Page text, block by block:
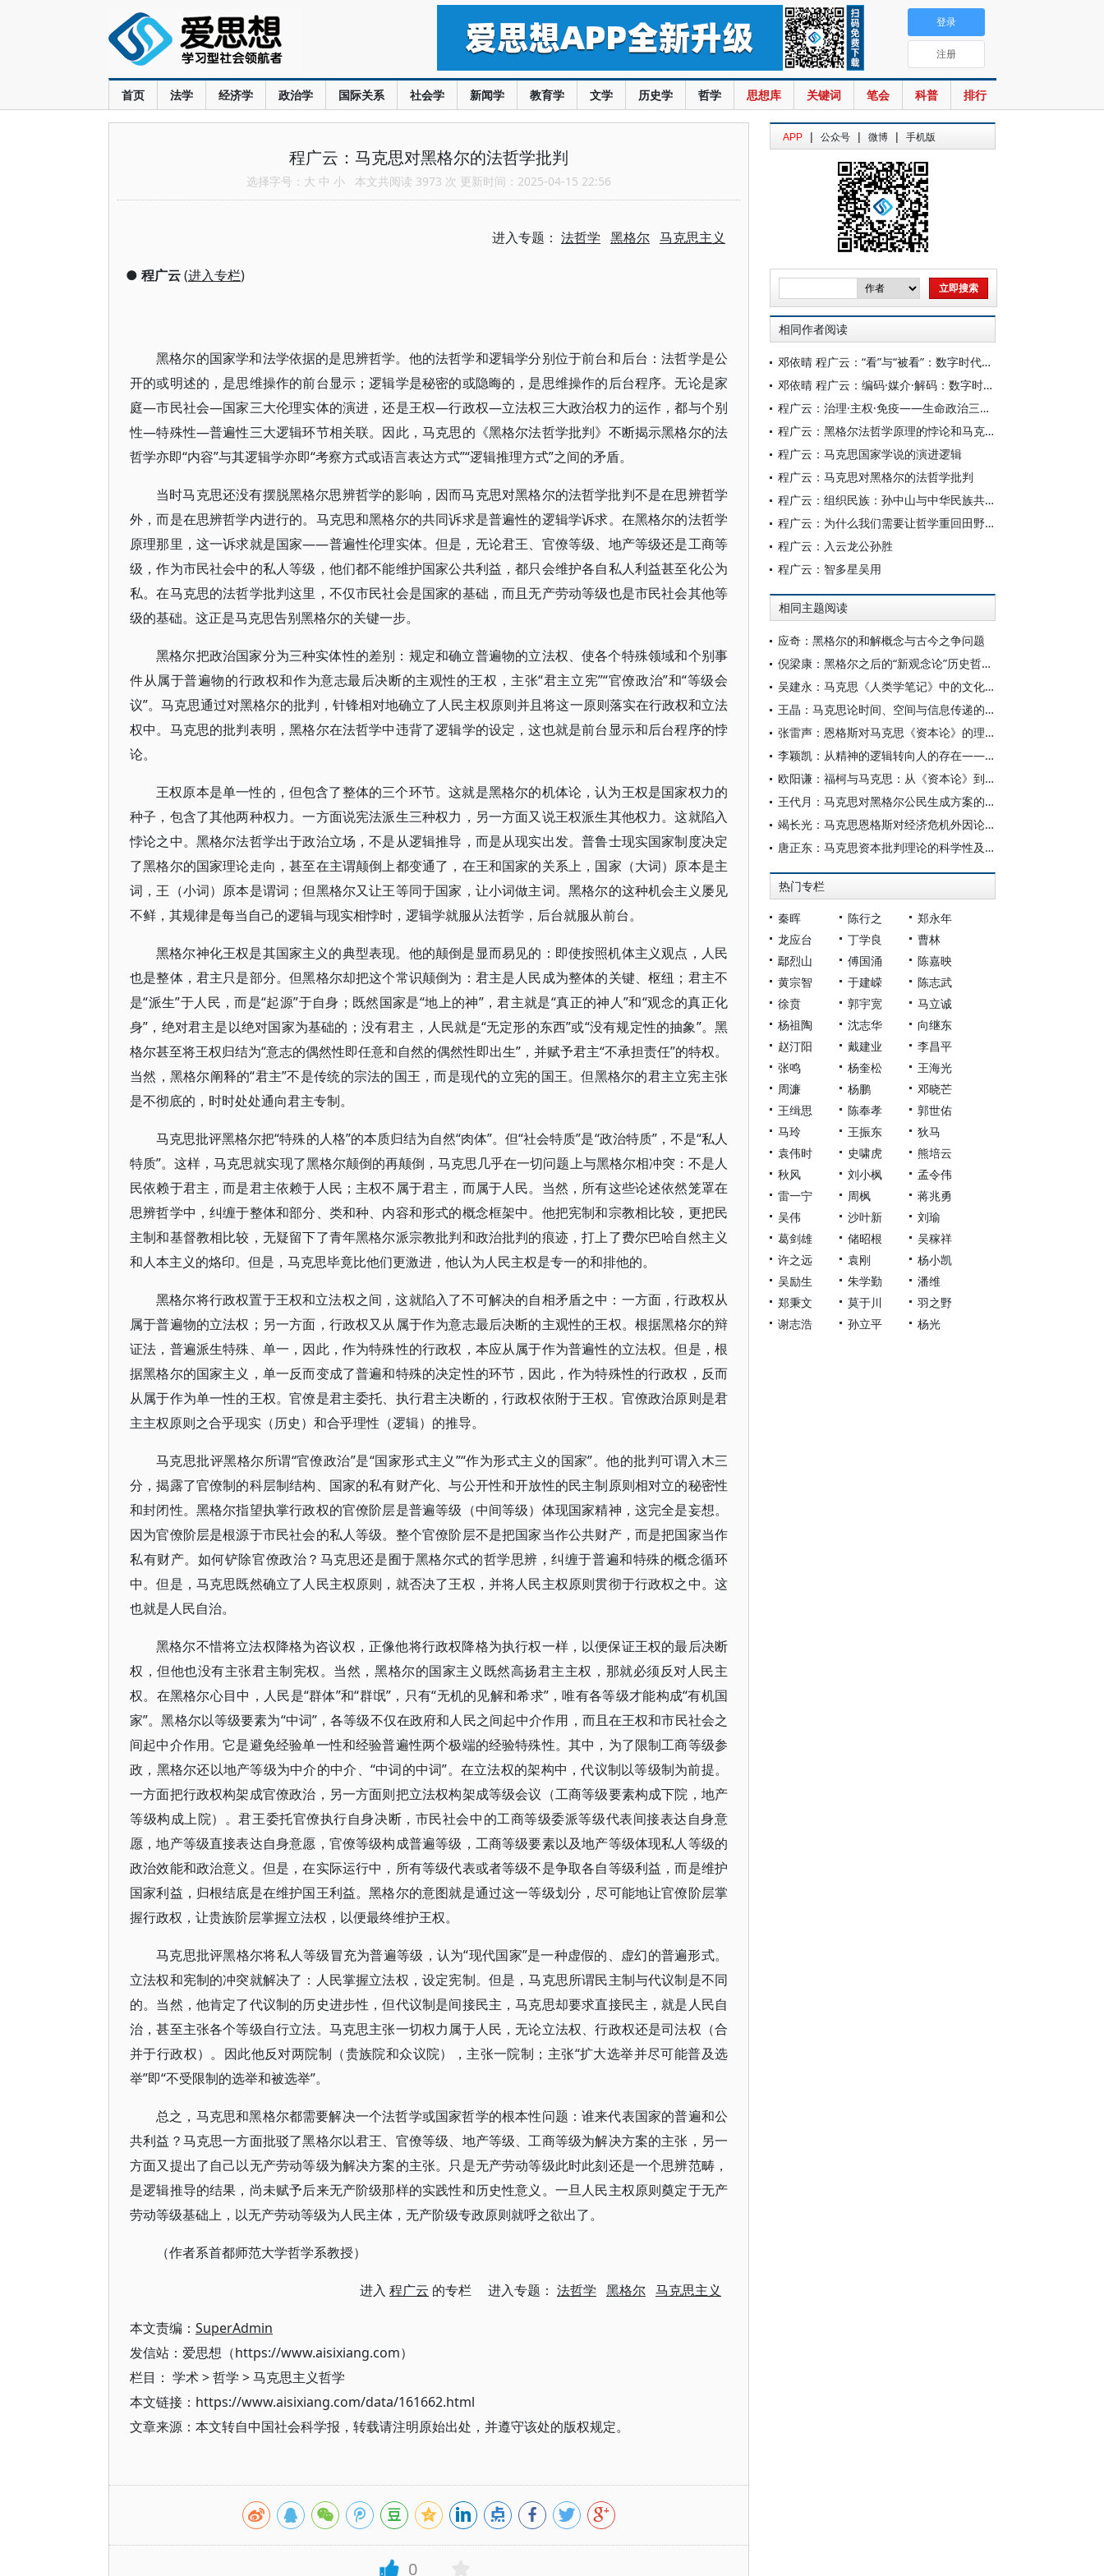
首页 法学 经济学 政治学 国际关系 社会学 新闻学 教育学 文学 历史学 哲学 思想库 关键词 笔会 科普 排行
登录
注册
程广云：马克思对黑格尔的法哲学批判
选择字号： 大 中 小 本文共阅读 3973 次 更新时间：2025-04-15 22:56
进入专题： 法哲学 黑格尔 马克思主义
● 程广云(进入专栏)
黑格尔的国家学和法学依据的是思辨哲学。他的法哲学和逻辑学分别位于前台和后台：法哲学是公
开的或明述的，是思维操作的前台显示；逻辑学是秘密的或隐晦的，是思维操作的后台程序。无论是家
庭—市民社会—国家三大伦理实体的演进，还是王权—行政权—立法权三大政治权力的运作，都与个别
性—特殊性—普遍性三大逻辑环节相关联。因此，马克思的《黑格尔法哲学批判》不断揭示黑格尔的法
哲学亦即“内容”与其逻辑学亦即“考察方式或语言表达方式”“逻辑推理方式”之间的矛盾。
当时马克思还没有摆脱黑格尔思辨哲学的影响，因而马克思对黑格尔的法哲学批判不是在思辨哲学
外，而是在思辨哲学内进行的。马克思和黑格尔的共同诉求是普遍性的逻辑学诉求。在黑格尔的法哲学
原理那里，这一诉求就是国家——普遍性伦理实体。但是，无论君王、官僚等级、地产等级还是工商等
级，作为市民社会中的私人等级，他们都不能维护国家公共利益，都只会维护各自私人利益甚至化公为
私。在马克思的法哲学批判这里，不仅市民社会是国家的基础，而且无产劳动等级也是市民社会其他等
级的基础。这正是马克思告别黑格尔的关键一步。
黑格尔把政治国家分为三种实体性的差别：规定和确立普遍物的立法权、使各个特殊领域和个别事
件从属于普遍物的行政权和作为意志最后决断的主观性的王权，主张“君主立宪”“官僚政治”和“等级会
议”。马克思通过对黑格尔的批判，针锋相对地确立了人民主权原则并且将这一原则落实在行政权和立法
权中。马克思的批判表明，黑格尔在法哲学中违背了逻辑学的设定，这也就是前台显示和后台程序的悖
论。
王权原本是单一性的，但包含了整体的三个环节。这就是黑格尔的机体论，认为王权是国家权力的
种子，包含了其他两种权力。一方面说宪法派生三种权力，另一方面又说王权派生其他权力。这就陷入
悖论之中。黑格尔法哲学出于政治立场，不是从逻辑推导，而是从现实出发。普鲁士现实国家制度决定
了黑格尔的国家理论走向，甚至在主谓颠倒上都变通了，在王和国家的关系上，国家（大词）原本是主
词，王（小词）原本是谓词；但黑格尔又让王等同于国家，让小词做主词。黑格尔的这种机会主义屡见
不鲜，其规律是每当自己的逻辑与现实相悖时，逻辑学就服从法哲学，后台就服从前台。
黑格尔神化王权是其国家主义的典型表现。他的颠倒是显而易见的：即使按照机体主义观点，人民
也是整体，君主只是部分。但黑格尔却把这个常识颠倒为：君主是人民成为整体的关键、枢纽；君主不
是“派生”于人民，而是“起源”于自身；既然国家是“地上的神”，君主就是“真正的神人”和“观念的真正化
身”，绝对君主是以绝对国家为基础的；没有君主，人民就是“无定形的东西”或“没有规定性的抽象”。黑
格尔甚至将王权归结为“意志的偶然性即任意和自然的偶然性即出生”，并赋予君主“不承担责任”的特权。
当然，黑格尔阐释的“君主”不是传统的宗法的国王，而是现代的立宪的国王。但黑格尔的君主立宪主张
是不彻底的，时时处处通向君主专制。
马克思批评黑格尔把“特殊的人格”的本质归结为自然“肉体”。但“社会特质”是“政治特质”，不是“私人
特质”。这样，马克思就实现了黑格尔颠倒的再颠倒，马克思几乎在一切问题上与黑格尔相冲突：不是人
民依赖于君主，而是君主依赖于人民；主权不属于君主，而属于人民。当然，所有这些论述依然笼罩在
思辨哲学中，纠缠于整体和部分、类和种、内容和形式的概念框架中。他把宪制和宗教相比较，更把民
主制和基督教相比较，无疑留下了青年黑格尔派宗教批判和政治批判的痕迹，打上了费尔巴哈自然主义
和人本主义的烙印。但是，马克思毕竟比他们更激进，他认为人民主权是专一的和排他的。
黑格尔将行政权置于王权和立法权之间，这就陷入了不可解决的自相矛盾之中：一方面，行政权从
属于普遍物的立法权；另一方面，行政权又从属于作为意志最后决断的主观性的王权。根据黑格尔的辩
证法，普遍派生特殊、单一，因此，作为特殊性的行政权，本应从属于作为普遍性的立法权。但是，根
据黑格尔的国家主义，单一反而变成了普遍和特殊的决定性的环节，因此，作为特殊性的行政权，反而
从属于作为单一性的王权。官僚是君主委托、执行君主决断的，行政权依附于王权。官僚政治原则是君
主主权原则之合乎现实（历史）和合乎理性（逻辑）的推导。
马克思批评黑格尔所谓“官僚政治”是“国家形式主义”“作为形式主义的国家”。他的批判可谓入木三
分，揭露了官僚制的科层制结构、国家的私有财产化、与公开性和开放性的民主制原则相对立的秘密性
和封闭性。黑格尔指望执掌行政权的官僚阶层是普遍等级（中间等级）体现国家精神，这完全是妄想。
因为官僚阶层是根源于市民社会的私人等级。整个官僚阶层不是把国家当作公共财产，而是把国家当作
私有财产。如何铲除官僚政治？马克思还是囿于黑格尔式的哲学思辨，纠缠于普遍和特殊的概念循环
中。但是，马克思既然确立了人民主权原则，就否决了王权，并将人民主权原则贯彻于行政权之中。这
也就是人民自治。
黑格尔不惜将立法权降格为咨议权，正像他将行政权降格为执行权一样，以便保证王权的最后决断
权，但他也没有主张君主制宪权。当然，黑格尔的国家主义既然高扬君主主权，那就必须反对人民主
权。在黑格尔心目中，人民是“群体”和“群氓”，只有“无机的见解和希求”，唯有各等级才能构成“有机国
家”。黑格尔以等级要素为“中词”，各等级不仅在政府和人民之间起中介作用，而且在王权和市民社会之
间起中介作用。它是避免经验单一性和经验普遍性两个极端的经验特殊性。其中，为了限制工商等级参
政，黑格尔还以地产等级为中介的中介、“中词的中词”。在立法权的架构中，代议制以等级制为前提。
一方面把行政权构架成官僚政治，另一方面则把立法权构架成等级会议（工商等级要素构成下院，地产
等级构成上院）。君王委托官僚执行自身决断，市民社会中的工商等级委派等级代表间接表达自身意
愿，地产等级直接表达自身意愿，官僚等级构成普遍等级，工商等级要素以及地产等级体现私人等级的
政治效能和政治意义。但是，在实际运行中，所有等级代表或者等级不是争取各自等级利益，而是维护
国家利益，归根结底是在维护国王利益。黑格尔的意图就是通过这一等级划分，尽可能地让官僚阶层掌
握行政权，让贵族阶层掌握立法权，以便最终维护王权。
马克思批评黑格尔将私人等级冒充为普遍等级，认为“现代国家”是一种虚假的、虚幻的普遍形式。
立法权和宪制的冲突就解决了：人民掌握立法权，设定宪制。但是，马克思所谓民主制与代议制是不同
的。当然，他肯定了代议制的历史进步性，但代议制是间接民主，马克思却要求直接民主，就是人民自
治，甚至主张各个等级自行立法。马克思主张一切权力属于人民，无论立法权、行政权还是司法权（合
并于行政权）。因此他反对两院制（贵族院和众议院），主张一院制；主张“扩大选举并尽可能普及选
举”即“不受限制的选举和被选举”。
总之，马克思和黑格尔都需要解决一个法哲学或国家哲学的根本性问题：谁来代表国家的普遍和公
共利益？马克思一方面批驳了黑格尔以君王、官僚等级、地产等级、工商等级为解决方案的主张，另一
方面又提出了自己以无产劳动等级为解决方案的主张。只是无产劳动等级此时此刻还是一个思辨范畴，
是逻辑推导的结果，尚未赋予后来无产阶级那样的实践性和历史性意义。一旦人民主权原则奠定于无产
劳动等级基础上，以无产劳动等级为人民主体，无产阶级专政原则就呼之欲出了。
（作者系首都师范大学哲学系教授）
进入 程广云 的专栏 进入专题： 法哲学 黑格尔 马克思主义
本文责编： SuperAdmin
发信站：爱思想（https://www.aisixiang.com）
栏目： 学术>哲学 >马克思主义哲学
本文链接：https://www.aisixiang.com/data/161662.html
文章来源：本文转自中国社会科学报，转载请注明原始出处，并遵守该处的版权规定。
0
APP | 公众号 | 微博 | 手机版
相同作者阅读
邓依晴 程广云：“看”与“被看”：数字时代主流价值观认同的视觉关系互构及其实践
邓依晴 程广云：编码·媒介·解码：数字时代主流价值观认同的视觉机制研究
程广云：治理·主权·免疫——生命政治三种理论范式及其演进逻辑
程广云：黑格尔法哲学原理的悖论和马克思法哲学批判的构架
程广云：马克思国家学说的演进逻辑
程广云：马克思对黑格尔的法哲学批判
程广云：组织民族：孙中山与中华民族共同体
程广云：为什么我们需要让哲学重回田野？
程广云：入云龙公孙胜
程广云：智多星吴用
相同主题阅读
应奇：黑格尔的和解概念与古今之争问题
倪梁康：黑格尔之后的“新观念论”历史哲学：新黑格尔主义
吴建永：马克思《人类学笔记》中的文化生活叙事及其启示
王晶：马克思论时间、空间与信息传递的辩证关系——对《经济学手稿（1857—1858）》（资本的流通过程篇）的传播学考证
张雷声：恩格斯对马克思《资本论》的理论贡献
李颖凯：从精神的逻辑转向人的存在——论科耶夫欲望辩证法对黑格尔哲学的理论重构
欧阳谦：福柯与马克思：从《资本论》到权力谱系学
王代月：马克思对黑格尔公民生成方案的继承与超越
竭长光：马克思恩格斯对经济危机外因论的方法论批判及其当代启示
唐正东：马克思资本批判理论的科学性及当代意义
热门专栏
秦晖 陈行之
郑永年
龙应台
丁学良
曹林
鄢烈山
傅国涌
陈嘉映
黄宗智
于建嵘
陈志武
徐贲
郭宇宽
马立诚
杨祖陶
沈志华
向继东
赵汀阳
戴建业
李昌平
张鸣
杨奎松
王海光
周濂
杨鹏
邓晓芒
王缉思
陈奉孝
郭世佑
马玲
王振东
狄马
袁伟时
史啸虎
熊培云
秋风
刘小枫
孟令伟
雷一宁
周枫
蒋兆勇
吴伟
沙叶新
刘瑜
葛剑雄
储昭根
吴稼祥
许之远
袁刚
杨小凯
吴励生
朱学勤
潘维
郑秉文
莫于川
羽之野
谢志浩
孙立平 杨光